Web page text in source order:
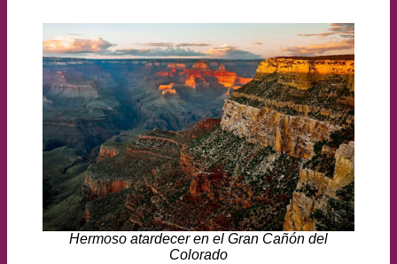
Hermoso atardecer en el Gran Cañón del
Colorado